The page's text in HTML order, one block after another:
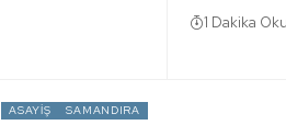
1 Dakika
ASAYIŞ SAMANDIRA